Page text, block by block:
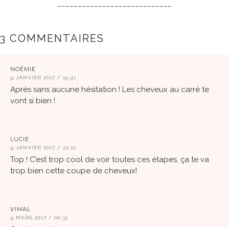
3 COMMENTAIRES
NOÉMIE
9 JANVIER 2017 / 15:41
Après sans aucune hésitation ! Les cheveux au carré te
vont si bien !
LUCIE
9 JANVIER 2017 / 22:21
Top ! C’est trop cool de voir toutes ces étapes, ça te va
trop bien cette coupe de cheveux!
VIMAL
9 MARS 2017 / 06:31